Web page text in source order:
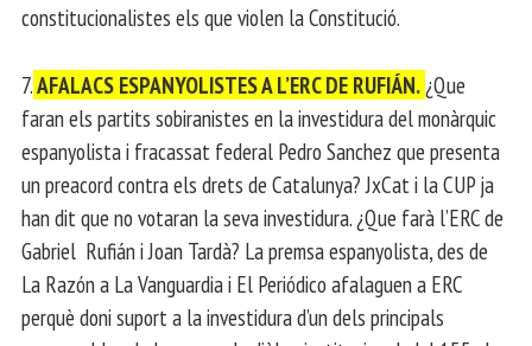
constitucionalistes els que violen la Constitució.
7.AFALACS ESPANYOLISTES A L’ERC DE RUFIÁN. ¿Que
faran els partits sobiranistes en la investidura del monàrquic
espanyolista i fracassat federal Pedro Sanchez que presenta
un preacord contra els drets de Catalunya? JxCat i la CUP ja
han dit que no votaran la seva investidura. ¿Que farà l’ERC de
Gabriel Rufián i Joan Tardà? La premsa espanyolista, des de
La Razón a La Vanguardia i El Periódico afalaguen a ERC
perquè doni suport a la investidura d’un dels principals